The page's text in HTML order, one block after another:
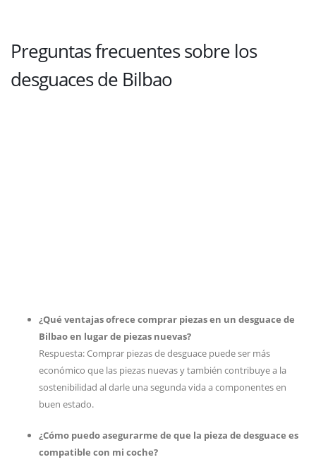
Preguntas frecuentes sobre los
desguaces de Bilbao
¿Qué ventajas ofrece comprar piezas en un desguace de
Bilbao en lugar de piezas nuevas?
Respuesta: Comprar piezas de desguace puede ser más
económico que las piezas nuevas y también contribuye a la
sostenibilidad al darle una segunda vida a componentes en
buen estado.
¿Cómo puedo asegurarme de que la pieza de desguace es
compatible con mi coche?